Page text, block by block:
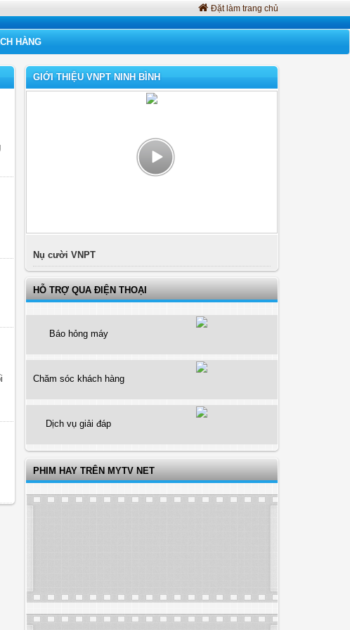
Đặt làm trang chủ
HÀNG
GIỚI THIỆU VNPT NINH BÌNH
Nụ cười VNPT
HỖ TRỢ QUA ĐIỆN THOẠI
Báo hỏng máy
Chăm sóc khách hàng
Dịch vụ giải đáp
PHIM HAY TRÊN MYTV NET